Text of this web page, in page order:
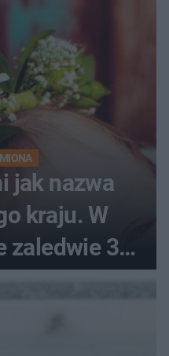
jak nazwa
kraju. W
zaledwie 3